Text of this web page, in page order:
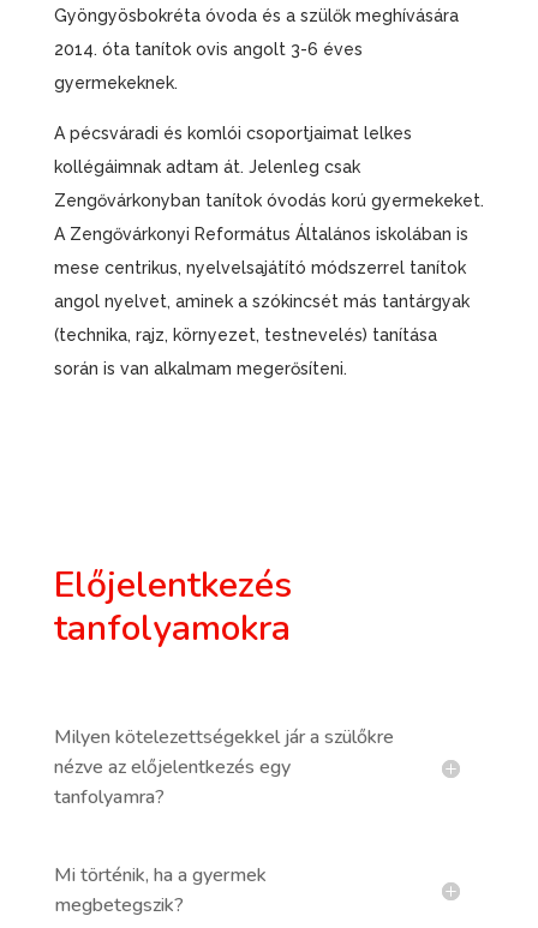
Gyöngyösbokréta óvoda és a szülők meghívására
2014. óta tanítok ovis angolt 3-6 éves
gyermekeknek.
A pécsváradi és komlói csoportjaimat lelkes
kollégáimnak adtam át. Jelenleg csak
Zengővárkonyban tanítok óvodás korú gyermekeket.
A Zengővárkonyi Református Általános iskolában is
mese centrikus, nyelvelsajátító módszerrel tanítok
angol nyelvet, aminek a szókincsét más tantárgyak
(technika, rajz, környezet, testnevelés) tanítása
során is van alkalmam megerősíteni.
Előjelentkezés
tanfolyamokra
Milyen kötelezettségekkel jár a szülőkre
nézve az előjelentkezés egy
tanfolyamra?
Mi történik, ha a gyermek
megbetegszik?